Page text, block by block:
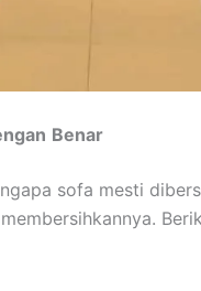
Benar
sofa mesti